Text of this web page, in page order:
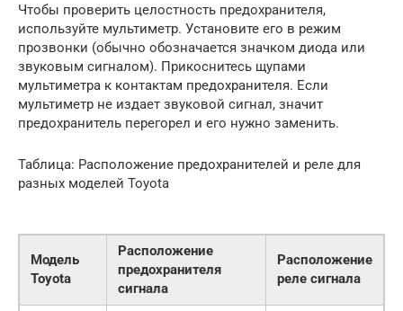
Чтобы проверить целостность предохранителя,
используйте мультиметр. Установите его в режим
прозвонки (обычно обозначается значком диода или
звуковым сигналом). Прикоснитесь щупами
мультиметра к контактам предохранителя. Если
мультиметр не издает звуковой сигнал, значит
предохранитель перегорел и его нужно заменить.
Таблица: Расположение предохранителей и реле для
разных моделей Toyota
Модель
Toyota
Расположение
предохранителя
сигнала
Расположение
реле сигнала